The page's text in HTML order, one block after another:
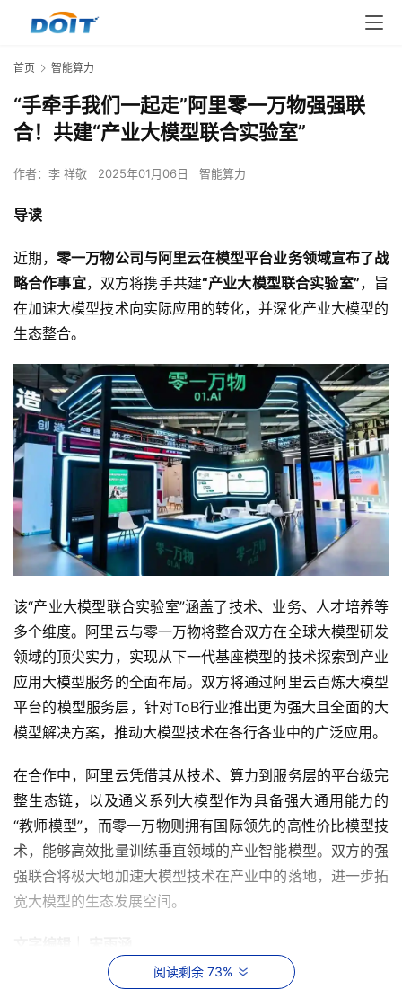
首页 智能算力
“手牵手我们一起走”阿里零一万物强强联
合！共建“产业大模型联合实验室”
作者： 李 祥敬 2025年01月06日 智能算力
导读
近期，零一万物公司与阿里云在模型平台业务领域宣布了战
略合作事宜，双方将携手共建“产业大模型联合实验室”，旨
在加速大模型技术向实际应用的转化，并深化产业大模型的
生态整合。
该“产业大模型联合实验室”涵盖了技术、业务、人才培养等
多个维度。阿里云与零一万物将整合双方在全球大模型研发
领域的顶尖实力，实现从下一代基座模型的技术探索到产业
应用大模型服务的全面布局。双方将通过阿里云百炼大模型
平台的模型服务层，针对ToB行业推出更为强大且全面的大
模型解决方案，推动大模型技术在各行各业中的广泛应用。
在合作中，阿里云凭借其从技术、算力到服务层的平台级完
整生态链，以及通义系列大模型作为具备强大通用能力的
“教师模型”，而零一万物则拥有国际领先的高性价比模型技
术，能够高效批量训练垂直领域的产业智能模型。双方的强
强联合将极大地加速大模型技术在产业中的落地，进一步拓
宽大模型的生态发展空间。
手牵手我们一起走”阿里零一万物强强联合！
阅读剩余 73%